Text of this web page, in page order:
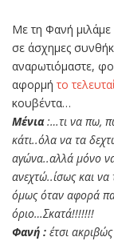
Με τη Φανή μιλάμε
σε άσχημες
αναρωτιόμαστε,
αφορμή το
κουβέντα…
Μένια:…τι να πω,
κάτι..όλα να τα
αγώνα..αλλά μόνο
ανεχτώ..ίσως και
όμως όταν αφορά
όριο…Σκατά!!!!!!!
Φανή : έτσι